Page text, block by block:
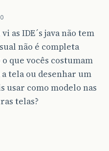
as IDE´s java não tem
não é completa
que vocês costumam
tela ou desenhar um
usar como modelo nas
telas?